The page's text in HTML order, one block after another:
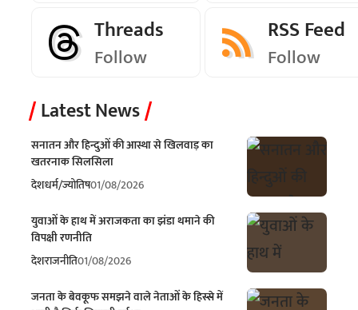
Threads
Follow
RSS Feed
Follow
Latest News
सनातन और हिन्दुओं की आस्था से खिलवाड़ का
खतरनाक सिलसिला
देशधर्म/ज्योतिष01/08/2026
युवाओं के हाथ में अराजकता का झंडा थमाने की
विपक्षी रणनीति
देशराजनीति01/08/2026
जनता के बेवकूफ समझने वाले नेताओं के हिस्से में